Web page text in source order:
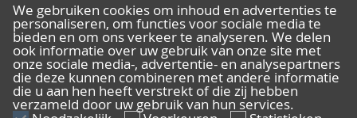
Kwaliteitsomschrijvingen
Veelgestelde vragen
ALGEMEEN
We gebruiken cookies om inhoud en advertenties te
personaliseren, om functies voor sociale media te
bieden en om ons verkeer te analyseren. We delen
ook informatie over uw gebruik van onze site met
onze sociale media-, advertentie- en analysepartners
die deze kunnen combineren met andere informatie
die u aan hen heeft verstrekt of die zij hebben
verzameld door uw gebruik van hun services.